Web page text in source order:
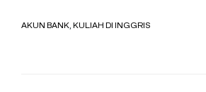
AKUN BANK,KULIAH DI INGGRIS